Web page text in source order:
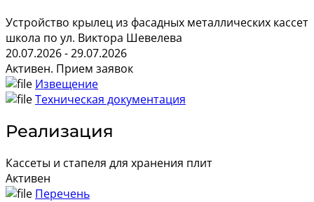
Устройство крылец из фасадных металлических кассет
школа по ул. Виктора Шевелева
20.07.2026 - 29.07.2026
Активен. Прием заявок
Извещение
Техническая документация
Реализация
Кассеты и стапеля для хранения плит
Активен
Перечень